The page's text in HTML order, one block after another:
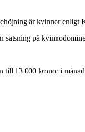
är kvinnor enligt
satsning på
till 13.000 kronor i